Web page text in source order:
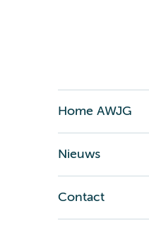
Home AWJG
Nieuws
Contact